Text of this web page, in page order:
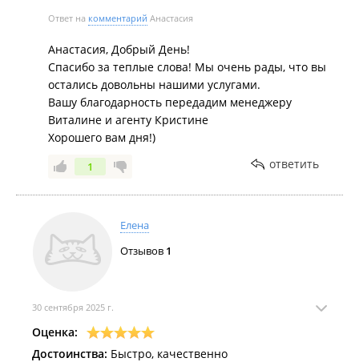
однозначно обращаться будем к ним.
Ответ на комментарий Анастасия
Анастасия, Добрый День!
Спасибо за теплые слова! Мы очень рады, что вы
остались довольны нашими услугами.
Вашу благодарность передадим менеджеру
Виталине и агенту Кристине
Хорошего вам дня!)
1 ответить
Елена
Отзывов 1
30 сентября 2025 г.
Оценка:
Достоинства: Быстро, качественно